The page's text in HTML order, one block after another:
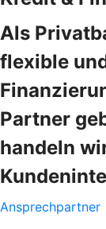
Als
flexible
Partner
handeln
Ansprechpartner